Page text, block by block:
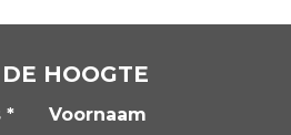
HOOGTE
* Voornaam